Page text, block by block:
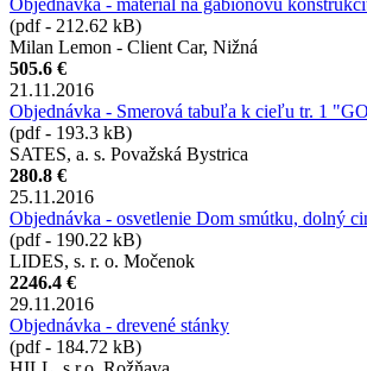
Objednávka - materiál na gabiónovú
(pdf - 212.62 kB)
Milan Lemon - Client Car, Nižná
505.6 €
21.11.2016
Objednávka - Smerová tabuľa k cieľu tr. 1
(pdf - 193.3 kB)
SATES, a. s. Považská Bystrica
280.8 €
25.11.2016
Objednávka - osvetlenie Dom smútku, dolný
(pdf - 190.22 kB)
LIDES, s. r. o. Močenok
2246.4 €
29.11.2016
Objednávka - drevené stánky
(pdf - 184.72 kB)